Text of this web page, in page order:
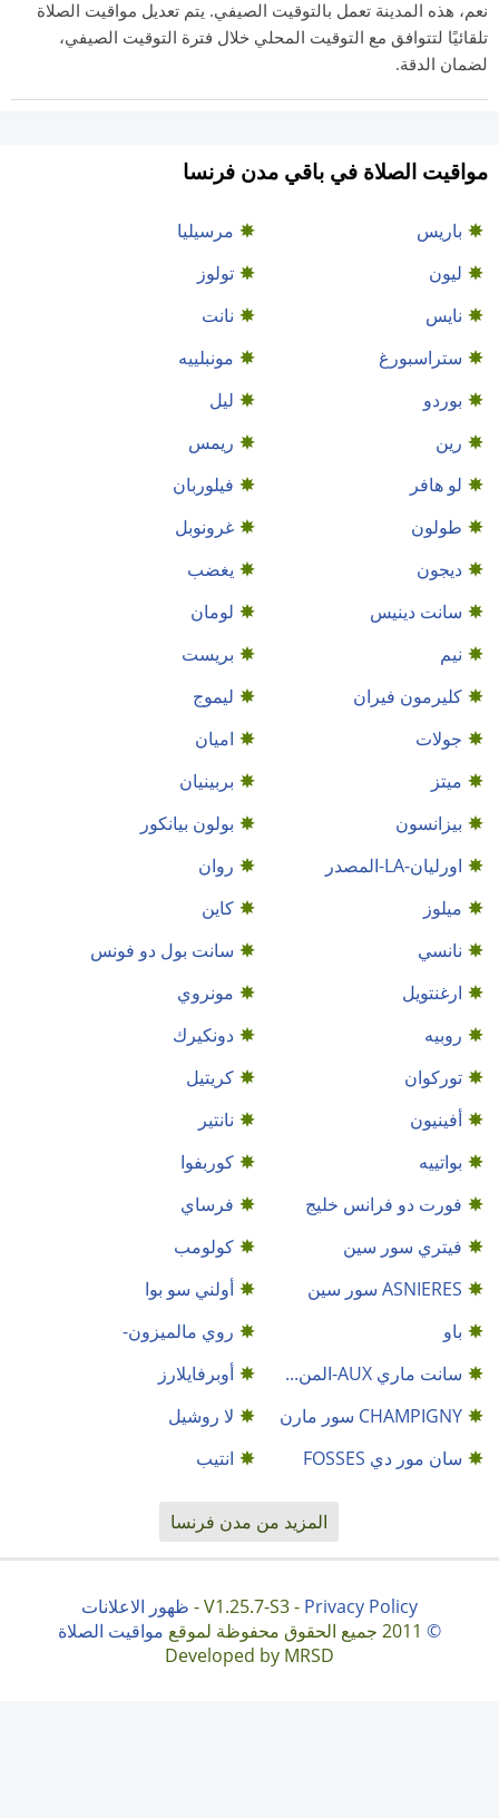
نعم، هذه المدينة تعمل بالتوقيت الصيفي. يتم تعديل مواقيت الصلاة
تلقائيًا لتتوافق مع التوقيت المحلي خلال فترة التوقيت الصيفي،
لضمان الدقة.
مواقيت الصلاة في باقي مدن فرنسا
باريس
مرسيليا
ليون
تولوز
نايس
نانت
ستراسبورغ
مونبلييه
بوردو
ليل
رين
ريمس
لو هافر
فيلوربان
طولون
غرونوبل
ديجون
يغضب
سانت دينيس
لومان
نيم
بريست
كليرمون فيران
ليموج
جولات
اميان
ميتز
بربينيان
بيزانسون
بولون بيانكور
اورليان-LA-المصدر
روان
ميلوز
كاين
نانسي
سانت بول دو فونس
ارغنتويل
مونروي
روبيه
دونكيرك
توركوان
كريتيل
أفينيون
نانتير
بواتييه
كوربفوا
فورت دو فرانس خليج
فرساي
فيتري سور سين
كولومب
ASNIERES سور سين
أولني سو بوا
باو
روي مالميزون-
سانت ماري AUX-المن...
أوبرفايلارز
CHAMPIGNY سور مارن
لا روشيل
سان مور دي FOSSES
انتيب
المزيد من مدن فرنسا
V1.25.7-S3 - Privacy Policy
- ظهور الاعلانات
©
مواقيت الصلاة
Developed by MRSD